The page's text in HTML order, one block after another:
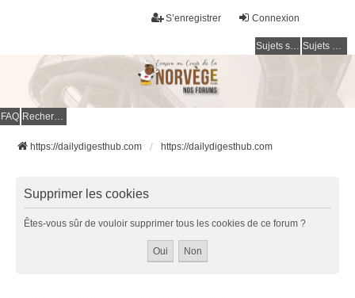
Connexion
S’enregistrer
Sujets sans réponse Sujets actifs
FAQ Rechercher
https://dailydigesthub.com https://dailydigesthub.com
Supprimer les cookies
Êtes-vous sûr de vouloir supprimer tous les cookies de ce forum ?